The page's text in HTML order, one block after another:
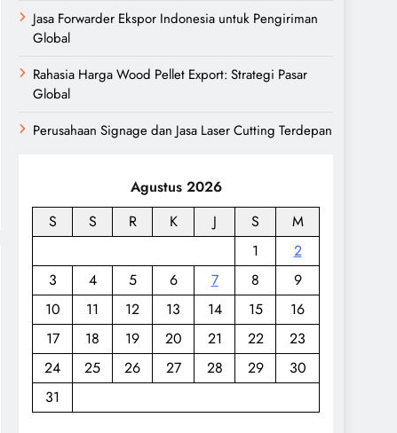
Jasa Forwarder Ekspor Indonesia untuk Pengiriman
Global
Rahasia Harga Wood Pellet Export: Strategi Pasar
Global
Perusahaan Signage dan Jasa Laser Cutting Terdepan
Agustus 2026
S
S R K J S
M
1
2
3
4 5 6 7 8
9
10
11 12 13 14 15
16
17
18 19 20 21 22
23
24
25 26 27 28 29
30
31